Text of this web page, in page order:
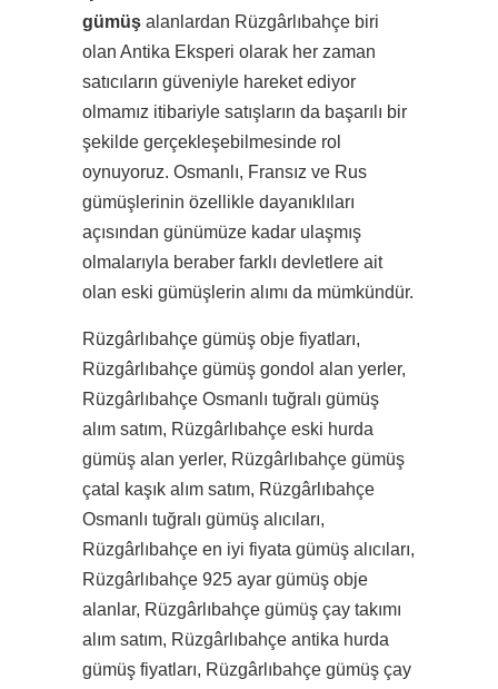
gümüş alanlardan Rüzgârlıbahçe biri
olan Antika Eksperi olarak her zaman
satıcıların güveniyle hareket ediyor
olmamız itibariyle satışların da başarılı bir
şekilde gerçekleşebilmesinde rol
oynuyoruz. Osmanlı, Fransız ve Rus
gümüşlerinin özellikle dayanıklıları
açısından günümüze kadar ulaşmış
olmalarıyla beraber farklı devletlere ait
olan eski gümüşlerin alımı da mümkündür.
Rüzgârlıbahçe gümüş obje fiyatları,
Rüzgârlıbahçe gümüş gondol alan yerler,
Rüzgârlıbahçe Osmanlı tuğralı gümüş
alım satım, Rüzgârlıbahçe eski hurda
gümüş alan yerler, Rüzgârlıbahçe gümüş
çatal kaşık alım satım, Rüzgârlıbahçe
Osmanlı tuğralı gümüş alıcıları,
Rüzgârlıbahçe en iyi fiyata gümüş alıcıları,
Rüzgârlıbahçe 925 ayar gümüş obje
alanlar, Rüzgârlıbahçe gümüş çay takımı
alım satım, Rüzgârlıbahçe antika hurda
gümüş fiyatları, Rüzgârlıbahçe gümüş çay